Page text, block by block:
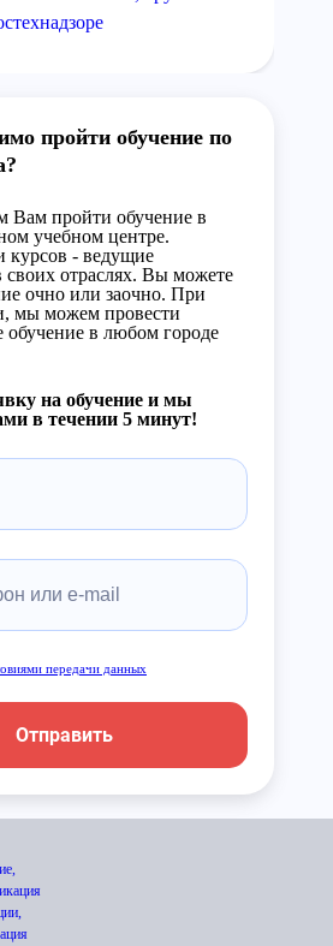
пройти обучение по
Вам пройти обучение в
учебном центре.
курсов - ведущие
своих отраслях. Вы можете
очно или заочно. При
мы можем провести
обучение в любом городе
на обучение и мы
в течении 5 минут!
передачи данных
Отправить